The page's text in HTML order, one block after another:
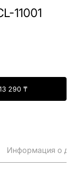
11001
290 ₸
Информация о